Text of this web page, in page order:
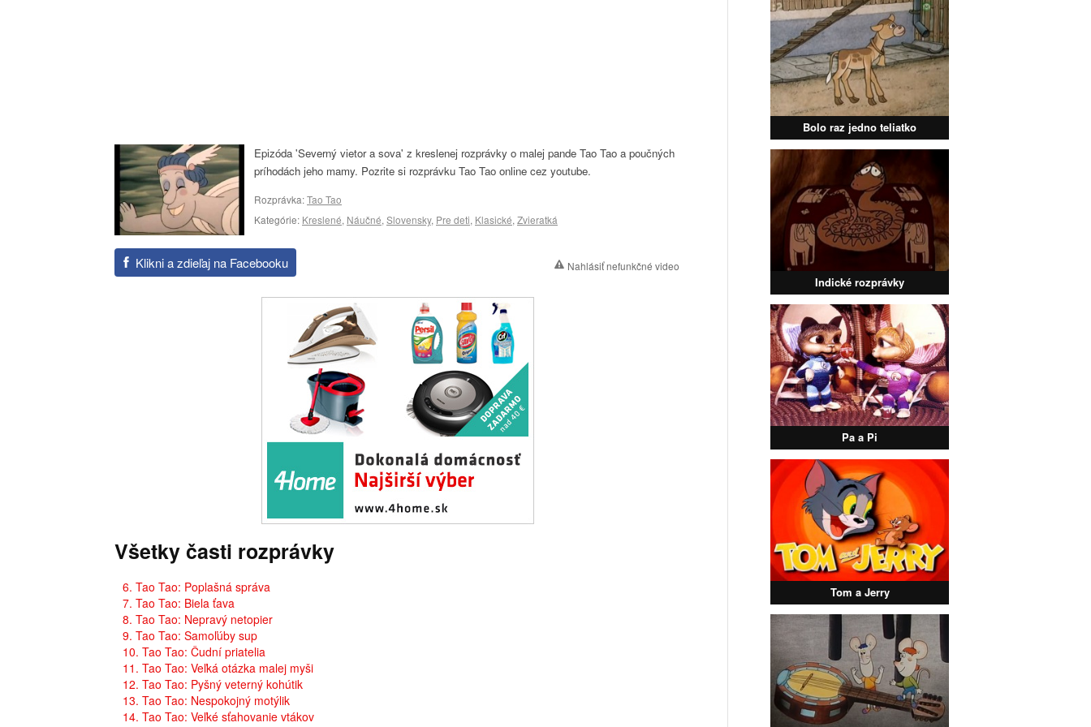
Epizóda 'Severný vietor a sova' z kreslenej rozprávky o malej pande Tao Tao a poučných
príhodách jeho mamy. Pozrite si rozprávku Tao Tao online cez youtube.
Rozprávka:Tao Tao
Kategórie: Kreslené, Náučné, Slovensky, Pre deti, Klasické, Zvieratká
Klikni a zdieľaj na Facebooku Nahlásiť nefunkčné video
Všetky časti rozprávky
6. Tao Tao: Poplašná správa
7. Tao Tao: Biela ťava
8. Tao Tao: Nepravý netopier
9. Tao Tao: Samoľúby sup
10. Tao Tao: Čudní priatelia
11. Tao Tao: Veľká otázka malej myši
12. Tao Tao: Pyšný veterný kohútik
13. Tao Tao: Nespokojný motýlik
14. Tao Tao: Veľké sťahovanie vtákov
Bolo raz jedno teliatko
Indické rozprávky
Pa a Pi
Tom a Jerry